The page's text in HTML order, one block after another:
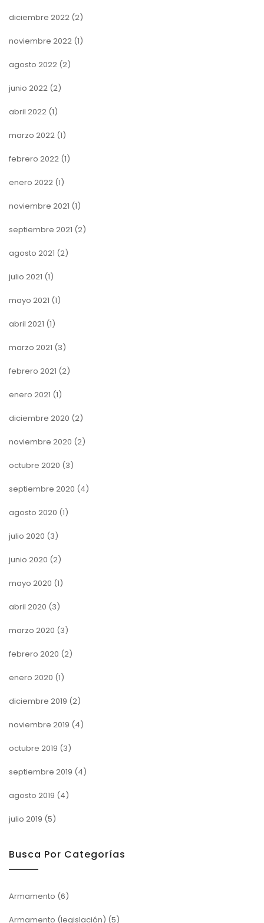
diciembre 2022 (2)
noviembre 2022 (1)
agosto 2022 (2)
junio 2022 (2)
abril 2022 (1)
marzo 2022 (1)
febrero 2022 (1)
enero 2022 (1)
noviembre 2021 (1)
septiembre 2021 (2)
agosto 2021 (2)
julio 2021 (1)
mayo 2021 (1)
abril 2021 (1)
marzo 2021 (3)
febrero 2021 (2)
enero 2021 (1)
diciembre 2020 (2)
noviembre 2020 (2)
octubre 2020 (3)
septiembre 2020 (4)
agosto 2020 (1)
julio 2020 (3)
junio 2020 (2)
mayo 2020 (1)
abril 2020 (3)
marzo 2020 (3)
febrero 2020 (2)
enero 2020 (1)
diciembre 2019 (2)
noviembre 2019 (4)
octubre 2019 (3)
septiembre 2019 (4)
agosto 2019 (4)
julio 2019 (5)
Busca Por Categorías
Armamento (6)
Armamento (legislación) (5)